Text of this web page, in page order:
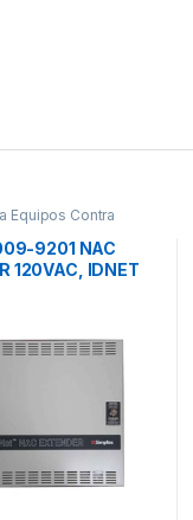
Equipos Contra
9201 NAC
120VAC, IDNET